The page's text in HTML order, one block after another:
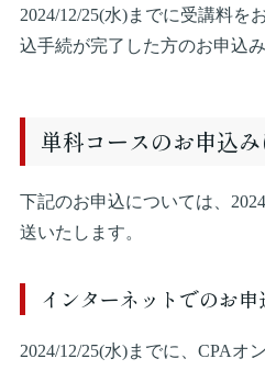
2024/12/25(水)までに受講料を
込手続が完了した方のお申込み
単科コースのお申込
下記のお申込については、
送いたします。
インターネットでのお
2024/12/25(水)までに、CPAオ